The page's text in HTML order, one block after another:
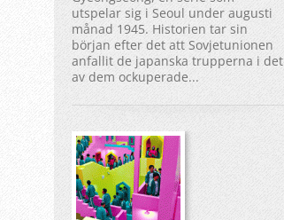
utspelar sig i Seoul under augusti
månad 1945. Historien tar sin
början efter det att Sovjetunionen
anfallit de japanska trupperna i det
av dem ockuperade...